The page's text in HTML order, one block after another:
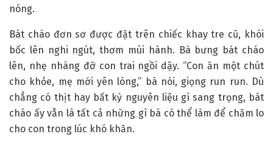
nóng.
Bát cháo đơn sơ được đặt trên chiếc khay tre cũ, khói
bốc lên nghi ngút, thơm mùi hành. Bà bưng bát cháo
lên, nhẹ nhàng đỡ con trai ngồi dậy. “Con ăn một chút
cho khỏe, mẹ mới yên lòng,” bà nói, giọng run run. Dù
chẳng có thịt hay bất kỳ nguyên liệu gì sang trọng, bát
cháo ấy vẫn là tất cả những gì bà có thể làm để chăm lo
cho con trong lúc khó khăn.